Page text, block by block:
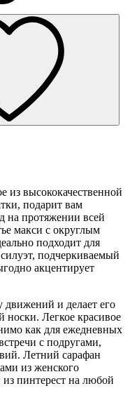
из высококачественной
подарит вам
на протяжении всей
макси с округлым
подходит для
подчеркиваемый
акцентирует
движений и делает его
носки. Легкое красивое
как для ежедневных
с подругами,
Летний сарафан
из женского
из пинтерест на любой